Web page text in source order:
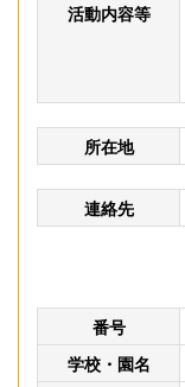
活動内容等
所在地
連絡先
番号
学校・園名